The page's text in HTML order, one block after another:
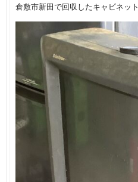
倉敷市新田で回収したキャビネット